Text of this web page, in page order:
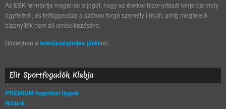
Az ESK fenntartja magának a jogot, hogy az életkor bizonyítását kérje bármely
ügyfelétől, és felfüggessze a szóban forgó személy fiókját, amíg megfelelő
bizonyíték nem áll rendelkezésére.
Bővebben a felelősségteljes játékról.
Elit Sportfogadók Klubja
PRÉMIUM fogadási tippek
Rólunk